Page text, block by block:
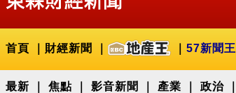
首頁 財經新聞 57新聞王
最新 焦點 影音新聞 產業 政治